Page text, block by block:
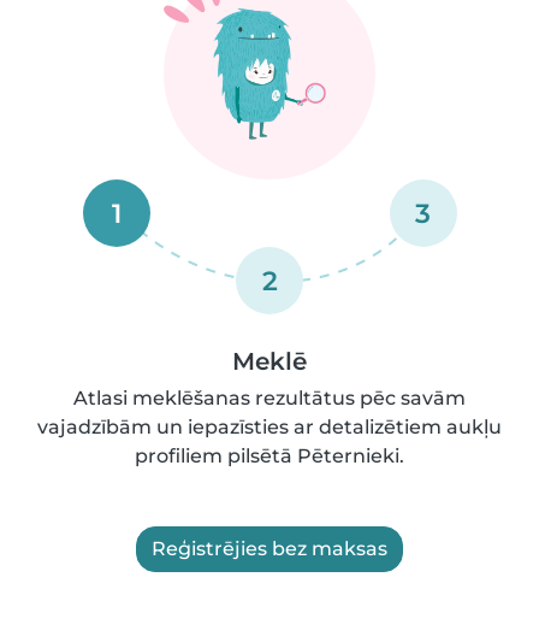
1
2
3
Meklē
Atlasi meklēšanas rezultātus pēc savām
vajadzībām un iepazīsties ar detalizētiem aukļu
profiliem pilsētā Pēternieki.
Reģistrējies bez maksas